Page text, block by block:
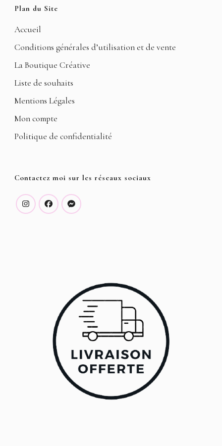
Plan du Site
Accueil
Conditions générales d’utilisation et de vente
La Boutique Créative
Liste de souhaits
Mentions Légales
Mon compte
Politique de confidentialité
Contactez moi sur les réseaux sociaux